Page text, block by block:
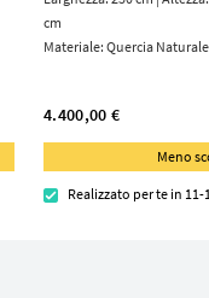
cm
Materiale:Quercia
4.400,00 €
Meno
Realizzato per te in